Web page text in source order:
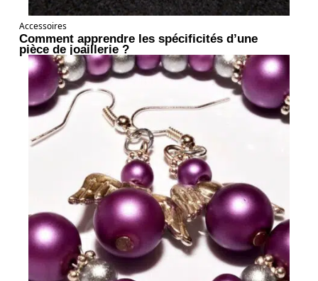
Accessoires
Comment apprendre les spécificités d’une
pièce de joaillerie ?